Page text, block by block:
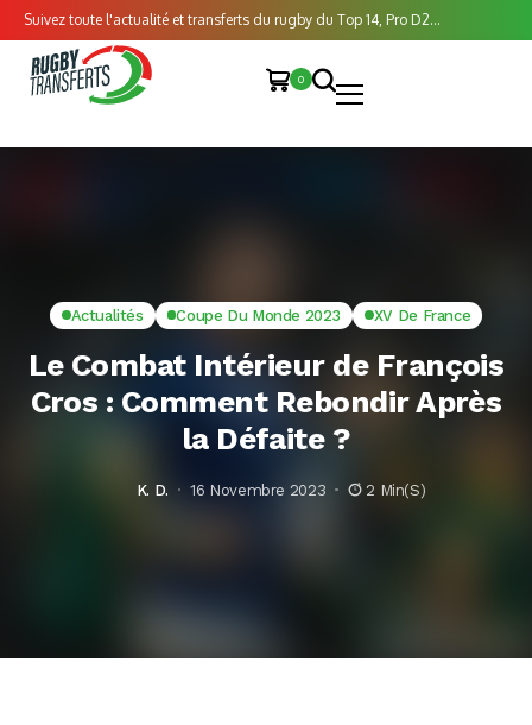
Suivez toute l'actualité et transferts du rugby du Top 14, Pro D2...
0
Actualités Coupe Du Monde 2023 XV De France
Le Combat Intérieur de François
Cros : Comment Rebondir Après
la Défaite ?
K. D. 16 Novembre 2023 2 Min(s)